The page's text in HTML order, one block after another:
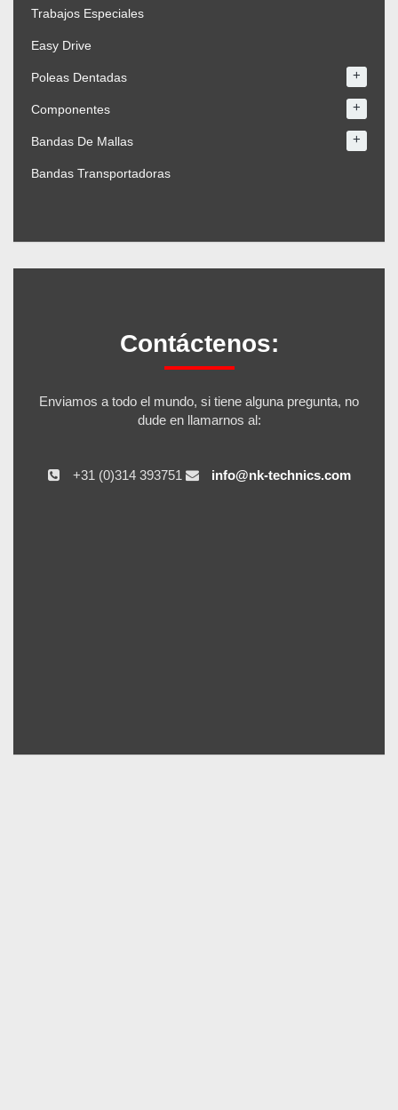
Trabajos Especiales
Easy Drive
Poleas Dentadas +
Componentes +
Bandas De Mallas +
Bandas Transportadoras
Contáctenos:
Enviamos a todo el mundo, si tiene alguna pregunta, no
dude en llamarnos al:
+31 (0)314 393751 info@nk-technics.com